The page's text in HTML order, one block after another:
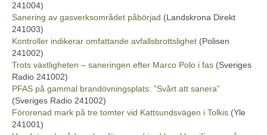
241004)
Sanering av gasverksområdet påbörjad (Landskrona Direkt
241003)
Kontroller indikerar omfattande avfallsbrottslighet (Polisen
241002)
Trots växtligheten – saneringen efter Marco Polo i fas (Sveriges
Radio 241002)
PFAS på gammal brandövningsplats: ”Svårt att sanera”
(Sveriges Radio 241002)
Förorenad mark på tre tomter vid Kattsundsvägen i Tolkis (Yle
241001)